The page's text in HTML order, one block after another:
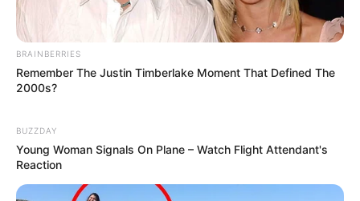
BRAINBERRIES
Remember The Justin Timberlake Moment That Defined The
2000s?
BUZZDAY
Young Woman Signals On Plane – Watch Flight Attendant's
Reaction